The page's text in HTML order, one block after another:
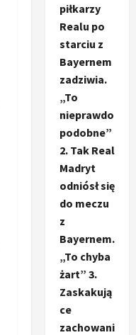
piłkarzy
Realu po
starciu z
Bayernem
zadziwia.
„To
nieprawdo
podobne”
2. Tak Real
Madryt
odniósł się
do meczu
z
Bayernem.
„To chyba
żart” 3.
Zaskakują
ce
zachowani